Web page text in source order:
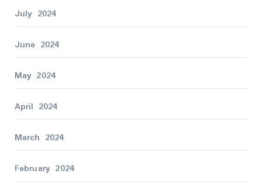
July 2024
June 2024
May 2024
April 2024
March 2024
February 2024